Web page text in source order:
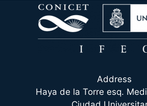
Address
Haya de la Torre esq.